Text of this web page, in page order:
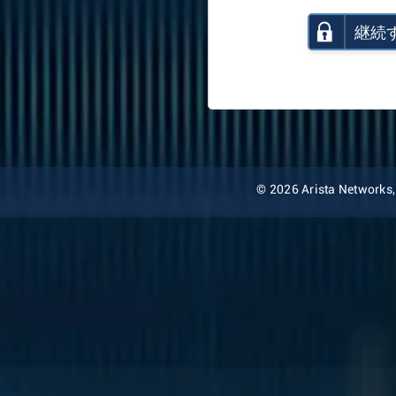
継続
© 2026 Arista